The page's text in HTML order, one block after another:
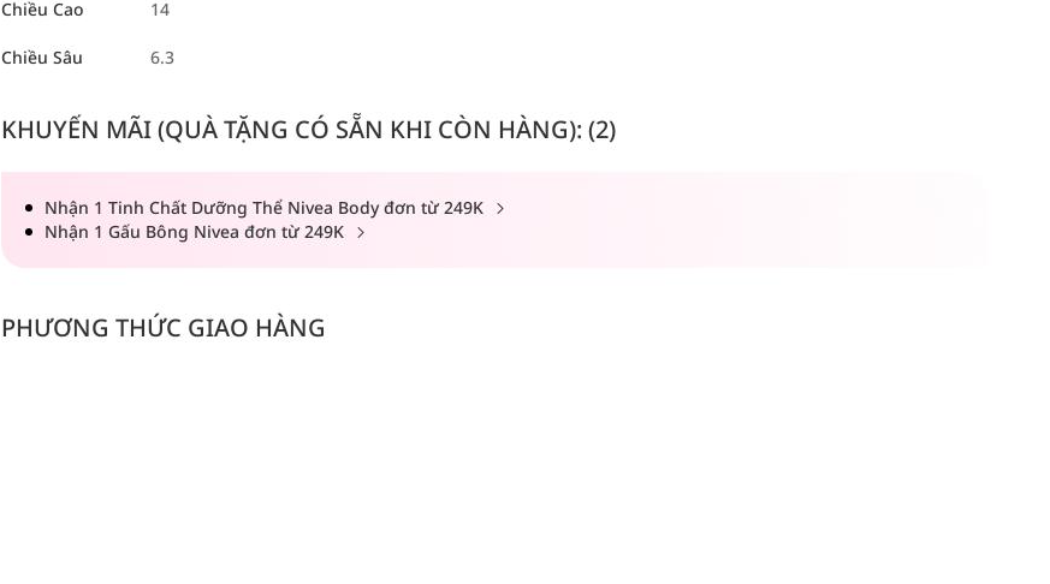
Chiều Cao 14
Chiều Sâu 6.3
KHUYẾN MÃI (QUÀ TẶNG CÓ SẴN KHI CÒN HÀNG): (2)
Nhận 1 Tinh Chất Dưỡng Thể Nivea Body đơn từ 249K
Nhận 1 Gấu Bông Nivea đơn từ 249K
PHƯƠNG THỨC GIAO HÀNG